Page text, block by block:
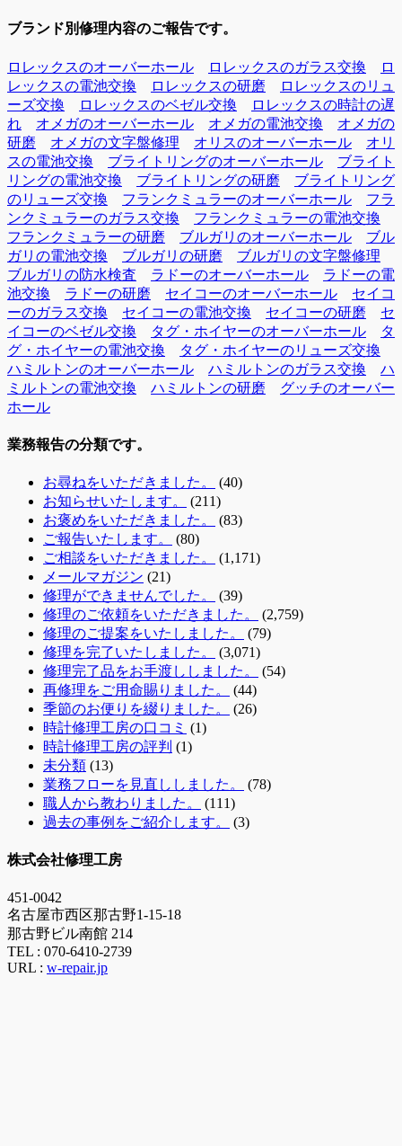
ブランド別修理内容のご報告です。
ロレックスのオーバーホール ロレックスのガラス交換
ロ
レックスの電池交換
ロレックスの研磨
ロレックスのリュ
ーズ交換
ロレックスのベゼル交換
ロレックスの時計の遅
れ
オメガのオーバーホール オメガの電池交換
オメガの
研磨
オメガの文字盤修理 オリスのオーバーホール
オリ
スの電池交換
ブライトリングのオーバーホール
ブライト
リングの電池交換
ブライトリングの研磨
ブライトリング
のリューズ交換
フランクミュラーのオーバーホール
フラ
ンクミュラーのガラス交換
フランクミュラーの電池交換
フランクミュラーの研磨
ブルガリのオーバーホール
ブル
ガリの電池交換
ブルガリの研磨
ブルガリの文字盤修理
ブルガリの防水検査
ラドーのオーバーホール
ラドーの電
池交換
ラドーの研磨 セイコーのオーバーホール
セイコ
ーのガラス交換
セイコーの電池交換 セイコーの研磨
セ
イコーのベゼル交換
タグ・ホイヤーのオーバーホール
タ
グ・ホイヤーの電池交換
タグ・ホイヤーのリューズ交換
ハミルトンのオーバーホール
ハミルトンのガラス交換
ハ
ミルトンの電池交換
ハミルトンの研磨
グッチのオーバー
ホール
業務報告の分類です。
お尋ねをいただきました。
(40)
お知らせいたします。
(211)
お褒めをいただきました。
(83)
ご報告いたします。
(80)
ご相談をいただきました。
(1,171)
メールマガジン (21)
修理ができませんでした。
(39)
修理のご依頼をいただきました。
(2,759)
修理のご提案をいたしました。
(79)
修理を完了いたしました。
(3,071)
修理完了品をお手渡ししました。
(54)
再修理をご用命賜りました。
(44)
季節のお便りを綴りました。
(26)
時計修理工房の口コミ (1)
時計修理工房の評判 (1)
未分類 (13)
業務フローを見直ししました。
(78)
職人から教わりました。
(111)
過去の事例をご紹介します。
(3)
株式会社修理工房
451-0042
名古屋市西区那古野1-15-18
那古野ビル南館 214
TEL : 070-6410-2739
URL : w-repair.jp